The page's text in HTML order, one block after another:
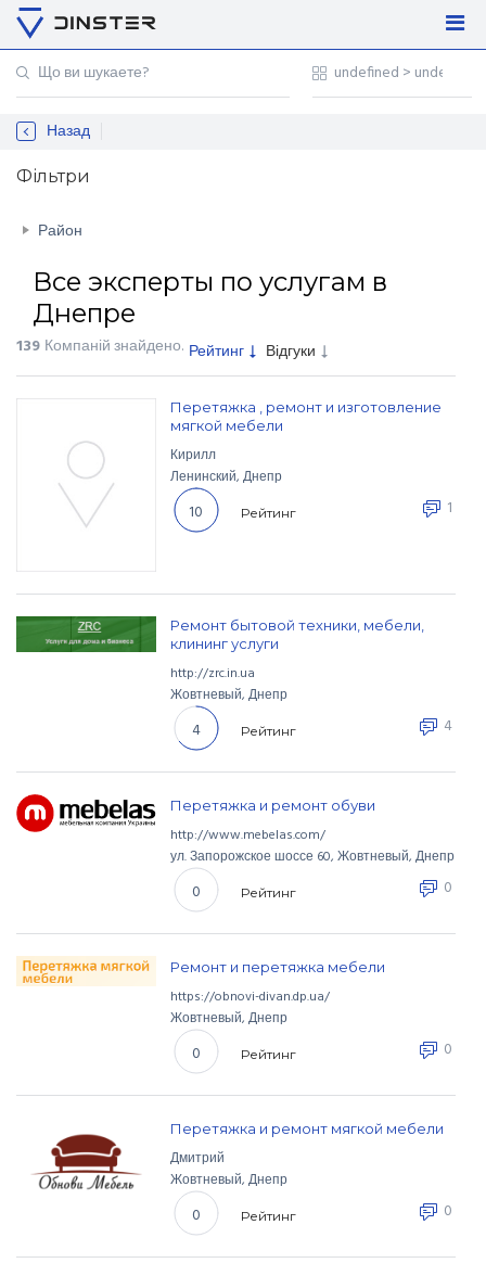
Регістрація
Назад
Фільтри
Район
Все эксперты по услугам в
Днепре
139 Компаній знайдено. Рейтинг Відгуки
Перетяжка , ремонт и изготовление
мягкой мебели
Кирилл
Ленинский, Днепр
Рейтинг
10 1
Ремонт бытовой техники, мебели,
клининг услуги
http://zrc.in.ua
Жовтневый, Днепр
Рейтинг
4 4
Перетяжка и ремонт обуви
http://www.mebelas.com/
ул. Запорожское шоссе 60, Жовтневый, Днепр
Рейтинг
0 0
Ремонт и перетяжка мебели
https://obnovi-divan.dp.ua/
Жовтневый, Днепр
Рейтинг
0 0
Перетяжка и ремонт мягкой мебели
Дмитрий
Жовтневый, Днепр
Рейтинг
0 0